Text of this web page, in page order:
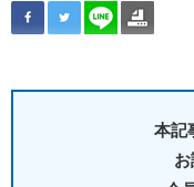
本記